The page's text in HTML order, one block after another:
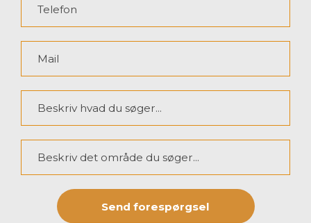
Send forespørgsel